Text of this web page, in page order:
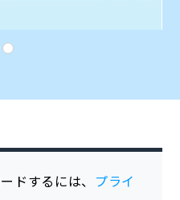
ドするには、 プライ